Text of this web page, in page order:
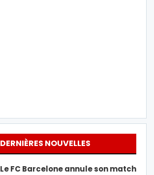
DERNIÈRES NOUVELLES
Le FC Barcelone annule son match